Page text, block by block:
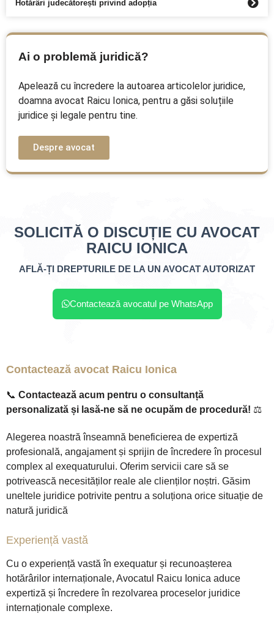
Hotărâri judecătorești privind adopția
Ai o problemă juridică?
Apelează cu încredere la autoarea articolelor juridice,
doamna avocat Raicu Ionica, pentru a găsi soluțiile
juridice și legale pentru tine.
Despre avocat
SOLICITĂ O DISCUȚIE CU AVOCAT
RAICU IONICA
AFLĂ-ȚI DREPTURILE DE LA UN AVOCAT AUTORIZAT
Contactează avocatul pe WhatsApp
Contactează avocat Raicu Ionica
📞 Contactează acum pentru o consultanță
personalizată și lasă-ne să ne ocupăm de procedură! ⚖️
Alegerea noastră înseamnă beneficierea de expertiză
profesională, angajament și sprijin de încredere în procesul
complex al exequaturului. Oferim servicii care să se
potrivească necesităților reale ale clienților noștri. Găsim
uneltele juridice potrivite pentru a soluționa orice situație de
natură juridică
Experiență vastă
Cu o experiență vastă în exequatur și recunoașterea
hotărârilor internaționale, Avocatul Raicu Ionica aduce
expertiză și încredere în rezolvarea proceselor juridice
internaționale complexe.